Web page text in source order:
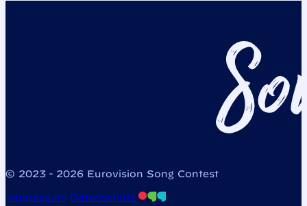
© 2023 - 2026 Eurovision Song Contest
Impressum Datenschutz